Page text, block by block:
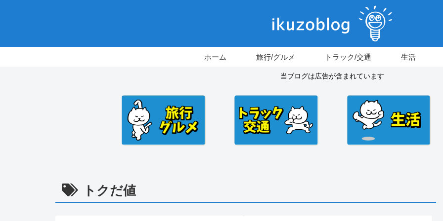
ホーム 旅行/グルメ トラック/交通 生活
当ブログは広告が含まれています
トクだ値